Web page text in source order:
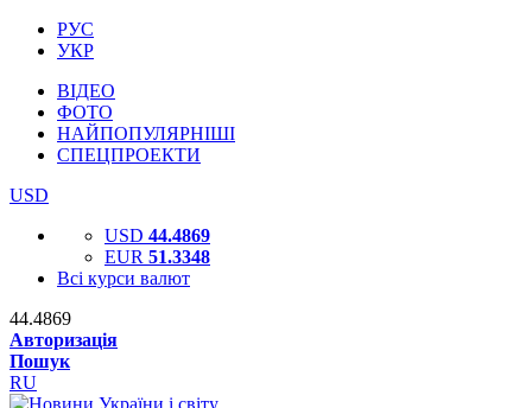
РУС
УКР
ВІДЕО
ФОТО
НАЙПОПУЛЯРНІШІ
СПЕЦПРОЕКТИ
USD
USD 44.4869
EUR 51.3348
Всі курси валют
44.4869
Авторизація
Пошук
RU